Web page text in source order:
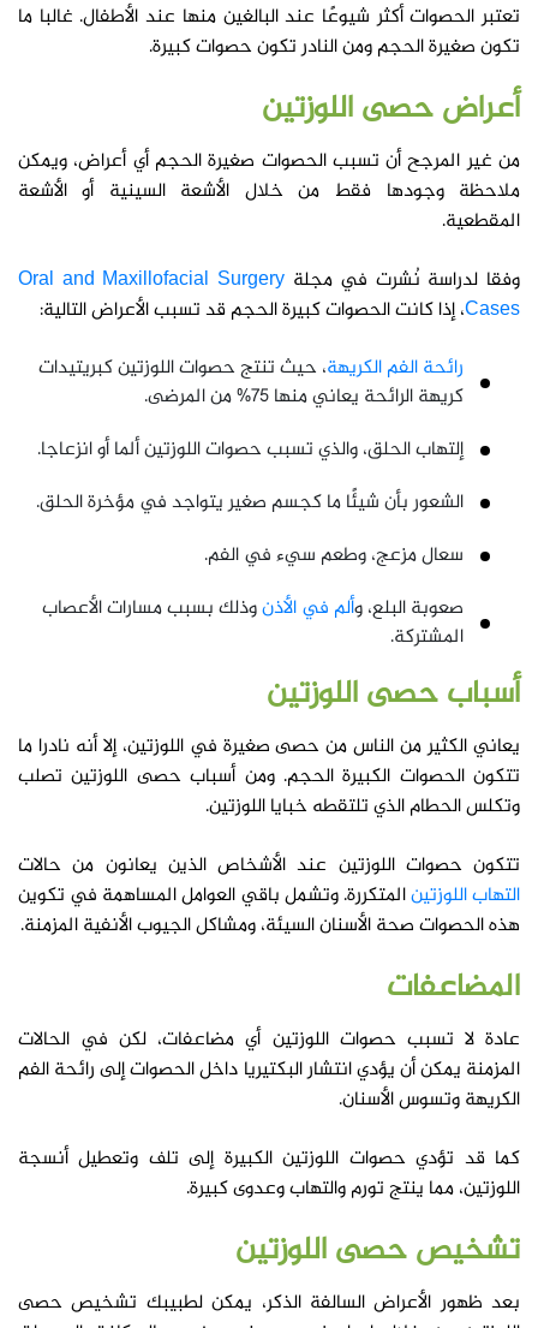
تعتبر الحصوات أكثر شيوعًا عند البالغين منها عند الأطفال. غالبا ما
تكون صغيرة الحجم ومن النادر تكون حصوات كبيرة.
أعراضحصى اللوزتين
من غير المرجح أن تسبب الحصوات صغيرة الحجم أي أعراض، ويمكن
ملاحظة وجودها فقط من خلال الأشعة السينية أو الأشعة
المقطعية.
وفقا لدراسة نُشرت في مجلة Oral and Maxillofacial Surgery
Cases، إذا كانت الحصوات كبيرة الحجم قد تسبب الأعراض التالية:
رائحة الفم الكريهة، حيث تنتج حصوات اللوزتين كبريتيدات
كريهة الرائحة يعاني منها 75% من المرضى.
إلتهاب الحلق، والذي تسبب حصوات اللوزتين ألما أو انزعاجا.
الشعور بأن شيئًا ما كجسم صغير يتواجد في مؤخرة الحلق.
سعال مزعج، وطعم سيء في الفم.
صعوبة البلع، وألم في الأذنوذلك بسبب مسارات الأعصاب
المشتركة.
أسبابحصى اللوزتين
يعاني الكثير من الناس من حصى صغيرة في اللوزتين، إلا أنه نادرا ما
تتكون الحصوات الكبيرة الحجم. ومن أسباب حصى اللوزتين تصلب
وتكلس الحطام الذي تلتقطه خبايا اللوزتين.
تتكون حصوات اللوزتين عند الأشخاص الذين يعانون من حالات
التهاب اللوزتينالمتكررة. وتشمل باقي العوامل المساهمة في تكوين
هذه الحصوات صحة الأسنان السيئة، ومشاكل الجيوب الأنفية المزمنة.
المضاعفات
عادة لا تسبب حصوات اللوزتين أي مضاعفات، لكن في الحالات
المزمنة يمكن أن يؤدي انتشار البكتيريا داخل الحصوات إلى رائحة الفم
الكريهة وتسوس الأسنان.
كما قد تؤدي حصوات اللوزتين الكبيرة إلى تلف وتعطيل أنسجة
اللوزتين، مما ينتج تورم والتهاب وعدوى كبيرة.
تشخيصحصى اللوزتين
بعد ظهور الأعراض السالفة الذكر، يمكن لطبيبك تشخيص حصى